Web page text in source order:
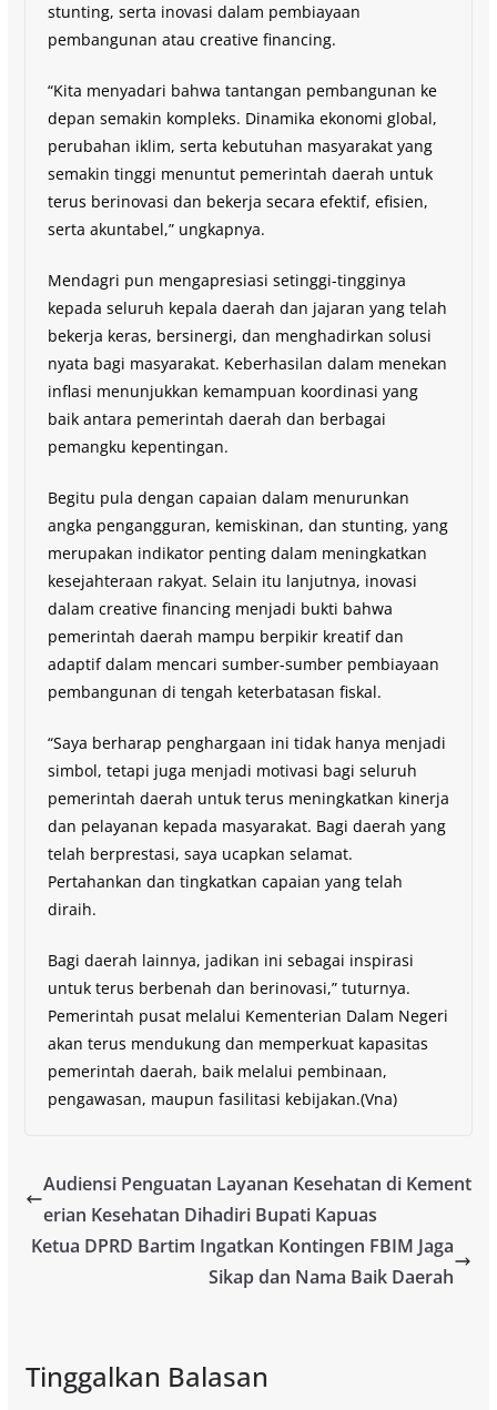
stunting, serta inovasi dalam pembiayaan
pembangunan atau creative financing.
“Kita menyadari bahwa tantangan pembangunan ke
depan semakin kompleks. Dinamika ekonomi global,
perubahan iklim, serta kebutuhan masyarakat yang
semakin tinggi menuntut pemerintah daerah untuk
terus berinovasi dan bekerja secara efektif, efisien,
serta akuntabel,” ungkapnya.
Mendagri pun mengapresiasi setinggi-tingginya
kepada seluruh kepala daerah dan jajaran yang telah
bekerja keras, bersinergi, dan menghadirkan solusi
nyata bagi masyarakat. Keberhasilan dalam menekan
inflasi menunjukkan kemampuan koordinasi yang
baik antara pemerintah daerah dan berbagai
pemangku kepentingan.
Begitu pula dengan capaian dalam menurunkan
angka pengangguran, kemiskinan, dan stunting, yang
merupakan indikator penting dalam meningkatkan
kesejahteraan rakyat. Selain itu lanjutnya, inovasi
dalam creative financing menjadi bukti bahwa
pemerintah daerah mampu berpikir kreatif dan
adaptif dalam mencari sumber-sumber pembiayaan
pembangunan di tengah keterbatasan fiskal.
“Saya berharap penghargaan ini tidak hanya menjadi
simbol, tetapi juga menjadi motivasi bagi seluruh
pemerintah daerah untuk terus meningkatkan kinerja
dan pelayanan kepada masyarakat. Bagi daerah yang
telah berprestasi, saya ucapkan selamat.
Pertahankan dan tingkatkan capaian yang telah
diraih.
Bagi daerah lainnya, jadikan ini sebagai inspirasi
untuk terus berbenah dan berinovasi,” tuturnya.
Pemerintah pusat melalui Kementerian Dalam Negeri
akan terus mendukung dan memperkuat kapasitas
pemerintah daerah, baik melalui pembinaan,
pengawasan, maupun fasilitasi kebijakan.(Vna)
Audiensi Penguatan Layanan Kesehatan di Kement
erian Kesehatan Dihadiri Bupati Kapuas
Ketua DPRD Bartim Ingatkan Kontingen FBIM Jaga
Sikap dan Nama Baik Daerah
Tinggalkan Balasan